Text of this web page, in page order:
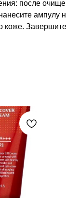
после
ампулу
коже.